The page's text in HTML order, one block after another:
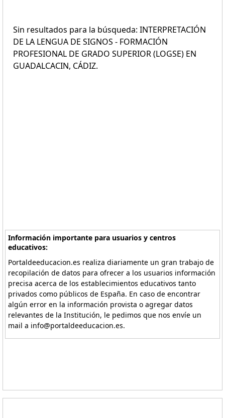
Sin resultados para la búsqueda: INTERPRETACIÓN
DE LA LENGUA DE SIGNOS - FORMACIÓN
PROFESIONAL DE GRADO SUPERIOR (LOGSE) EN
GUADALCACIN, CÁDIZ.
Información importante para usuarios y centros
educativos:
Portaldeeducacion.es realiza diariamente un gran trabajo de
recopilación de datos para ofrecer a los usuarios información
precisa acerca de los establecimientos educativos tanto
privados como públicos de España. En caso de encontrar
algún error en la información provista o agregar datos
relevantes de la Institución, le pedimos que nos envíe un
mail a info@portaldeeducacion.es.